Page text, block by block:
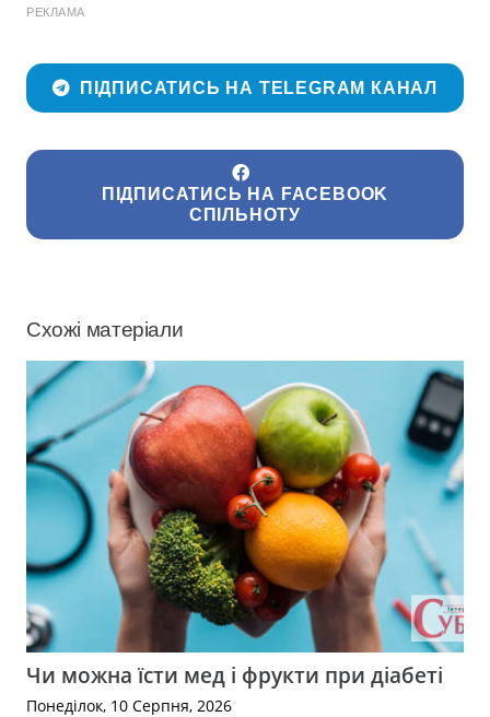
РЕКЛАМА
ПІДПИСАТИСЬ НА TELEGRAM КАНАЛ
ПІДПИСАТИСЬ НА FACEBOOK
СПІЛЬНОТУ
Схожі матеріали
Чи можна їсти мед і фрукти при діабеті
Понеділок, 10 Серпня, 2026